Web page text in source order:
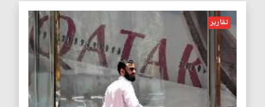
تقارير